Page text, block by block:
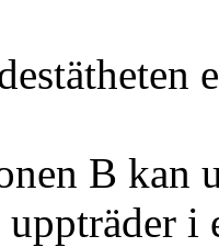
B kan
i